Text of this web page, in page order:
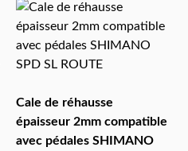
Cale de réhausse
épaisseur 2mm compatible
avec pédales SHIMANO